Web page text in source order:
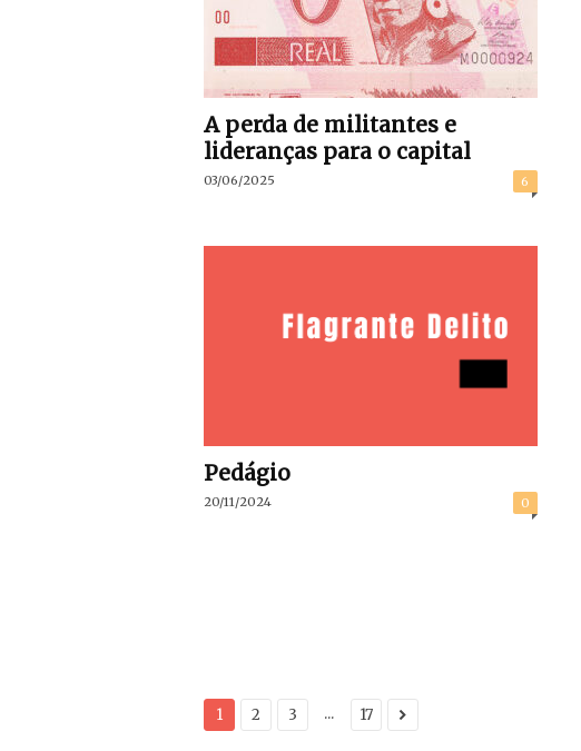
A perda de militantes e
lideranças para o capital
03/06/2025 6
Pedágio
20/11/2024 0
1 2 3 ... 17